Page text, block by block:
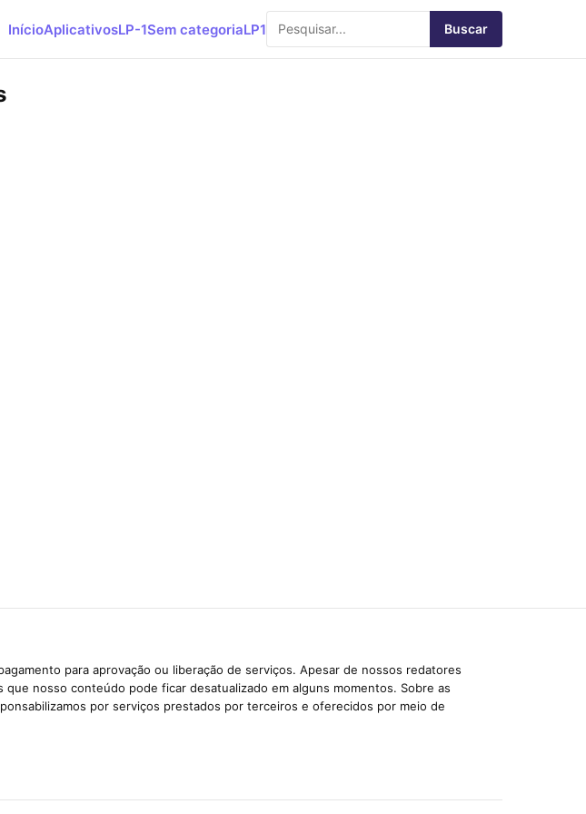
InícioAplicativosLP-1Sem categoriaLP1 Buscar
para aprovação ou liberação de serviços. Apesar de nossos redatores
nosso conteúdo pode ficar desatualizado em alguns momentos. Sobre as
por serviços prestados por terceiros e oferecidos por meio de